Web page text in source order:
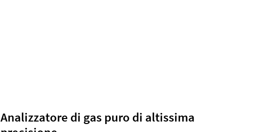
Analizzatore di gas puro di altissima